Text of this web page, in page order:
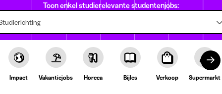
Toon enkel studierelevante studentenjobs:
Impact Vakantiejobs Horeca Bijles Verkoop Supermarkt